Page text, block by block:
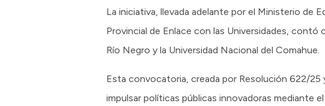
La iniciativa, llevada adelante por el Ministerio de
Provincial de Enlace con las Universidades,
Río Negro y la Universidad Nacional del Comahue.
Esta convocatoria, creada por Resolución 622/25
impulsar políticas públicas innovadoras mediante